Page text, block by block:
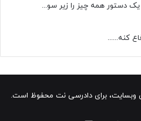
یک دستور همه چیز را زیر سو...
کنه......
وبسایت، برای دادرسی نت محفوظ است.